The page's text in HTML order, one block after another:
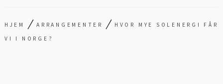
HJEM /ARRANGEMENTER / HVOR MYE SOLENERGI FÅR
VI I NORGE?